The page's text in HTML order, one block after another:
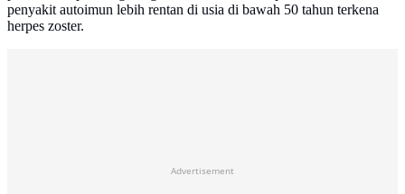
penyakit autoimun lebih rentan di usia di bawah 50 tahun terkena
herpes zoster.
Advertisement